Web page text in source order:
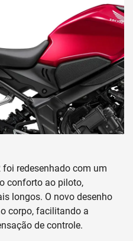
foi redesenhado com um
conforto ao piloto,
longos. O novo desenho
corpo, facilitando a
de controle.